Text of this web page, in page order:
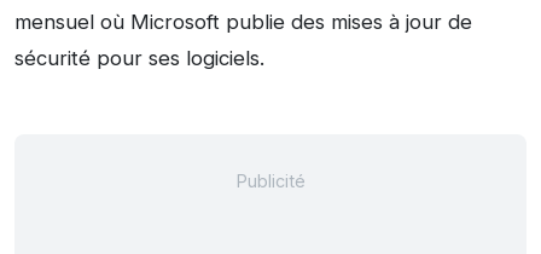
mensuel où Microsoft publie des mises à jour de
sécurité pour ses logiciels.